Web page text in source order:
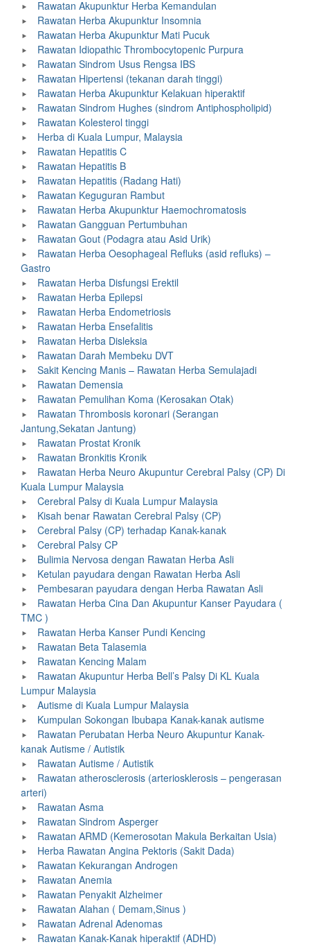
Rawatan Akupunktur Herba Kemandulan
Rawatan Herba Akupunktur Insomnia
Rawatan Herba Akupunktur Mati Pucuk
Rawatan Idiopathic Thrombocytopenic Purpura
Rawatan Sindrom Usus Rengsa IBS
Rawatan Hipertensi (tekanan darah tinggi)
Rawatan Herba Akupunktur Kelakuan hiperaktif
Rawatan Sindrom Hughes (sindrom Antiphospholipid)
Rawatan Kolesterol tinggi
Herba di Kuala Lumpur, Malaysia
Rawatan Hepatitis C
Rawatan Hepatitis B
Rawatan Hepatitis (Radang Hati)
Rawatan Keguguran Rambut
Rawatan Herba Akupunktur Haemochromatosis
Rawatan Gangguan Pertumbuhan
Rawatan Gout (Podagra atau Asid Urik)
Rawatan Herba Oesophageal Refluks (asid refluks) –
Gastro
Rawatan Herba Disfungsi Erektil
Rawatan Herba Epilepsi
Rawatan Herba Endometriosis
Rawatan Herba Ensefalitis
Rawatan Herba Disleksia
Rawatan Darah Membeku DVT
Sakit Kencing Manis – Rawatan Herba Semulajadi
Rawatan Demensia
Rawatan Pemulihan Koma (Kerosakan Otak)
Rawatan Thrombosis koronari (Serangan
Jantung,Sekatan Jantung)
Rawatan Prostat Kronik
Rawatan Bronkitis Kronik
Rawatan Herba Neuro Akupuntur Cerebral Palsy (CP) Di
Kuala Lumpur Malaysia
Cerebral Palsy di Kuala Lumpur Malaysia
Kisah benar Rawatan Cerebral Palsy (CP)
Cerebral Palsy (CP) terhadap Kanak-kanak
Cerebral Palsy CP
Bulimia Nervosa dengan Rawatan Herba Asli
Ketulan payudara dengan Rawatan Herba Asli
Pembesaran payudara dengan Herba Rawatan Asli
Rawatan Herba Cina Dan Akupuntur Kanser Payudara (
TMC )
Rawatan Herba Kanser Pundi Kencing
Rawatan Beta Talasemia
Rawatan Kencing Malam
Rawatan Akupuntur Herba Bell’s Palsy Di KL Kuala
Lumpur Malaysia
Autisme di Kuala Lumpur Malaysia
Kumpulan Sokongan Ibubapa Kanak-kanak autisme
Rawatan Perubatan Herba Neuro Akupuntur Kanak-
kanak Autisme / Autistik
Rawatan Autisme / Autistik
Rawatan atherosclerosis (arteriosklerosis – pengerasan
arteri)
Rawatan Asma
Rawatan Sindrom Asperger
Rawatan ARMD (Kemerosotan Makula Berkaitan Usia)
Herba Rawatan Angina Pektoris (Sakit Dada)
Rawatan Kekurangan Androgen
Rawatan Anemia
Rawatan Penyakit Alzheimer
Rawatan Alahan ( Demam,Sinus )
Rawatan Adrenal Adenomas
Rawatan Kanak-Kanak hiperaktif (ADHD)